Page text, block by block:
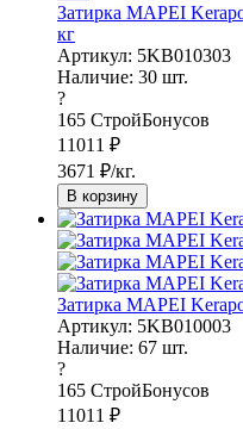
Затирка MAPEI
кг
Артикул: 5KB010303
Наличие: 30 шт.
?
165 СтройБонусов
11011 ₽
3671 ₽/кг.
В корзину
Затирка MAPEI
Артикул: 5KB010003
Наличие: 67 шт.
?
165 СтройБонусов
11011 ₽